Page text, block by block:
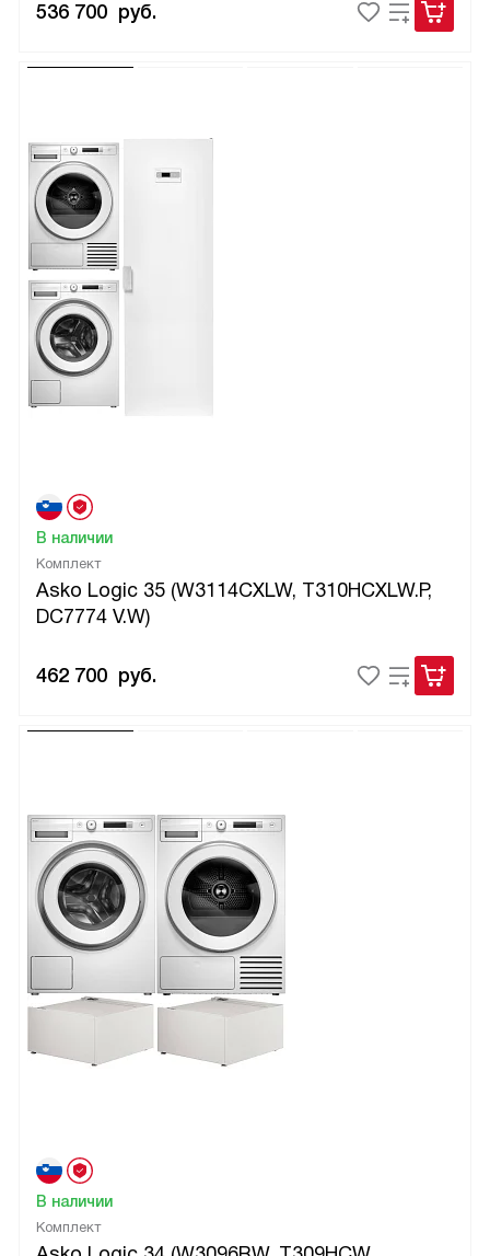
536 700 руб.
Комплект
Asko Logic 35 (W3114CXLW, T310HCXLW.P,
DC7774 V.W)
В наличии
462 700 руб.
Комплект
В наличии